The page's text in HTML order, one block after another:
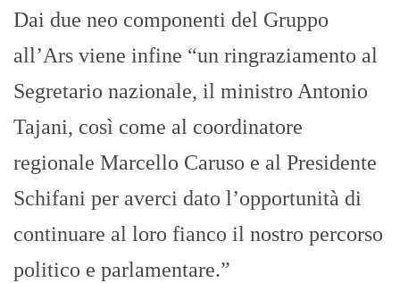
Dai due neo componenti del Gruppo
all’Ars viene infine “un ringraziamento al
Segretario nazionale, il ministro Antonio
Tajani, così come al coordinatore
regionale Marcello Caruso e al Presidente
Schifani per averci dato l’opportunità di
continuare al loro fianco il nostro percorso
politico e parlamentare.”